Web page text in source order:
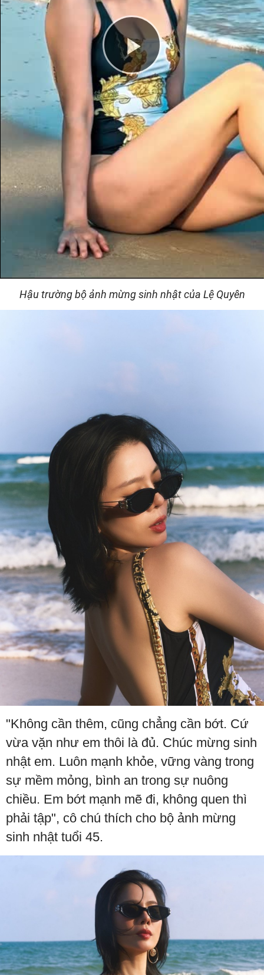
Play
Video
Hậu trường bộ ảnh mừng sinh nhật của Lệ Quyên
"Không cần thêm, cũng chẳng cần bớt. Cứ
vừa vặn như em thôi là đủ. Chúc mừng sinh
nhật em. Luôn mạnh khỏe, vững vàng trong
sự mềm mỏng, bình an trong sự nuông
chiều. Em bớt mạnh mẽ đi, không quen thì
phải tập", cô chú thích cho bộ ảnh mừng
sinh nhật tuổi 45.